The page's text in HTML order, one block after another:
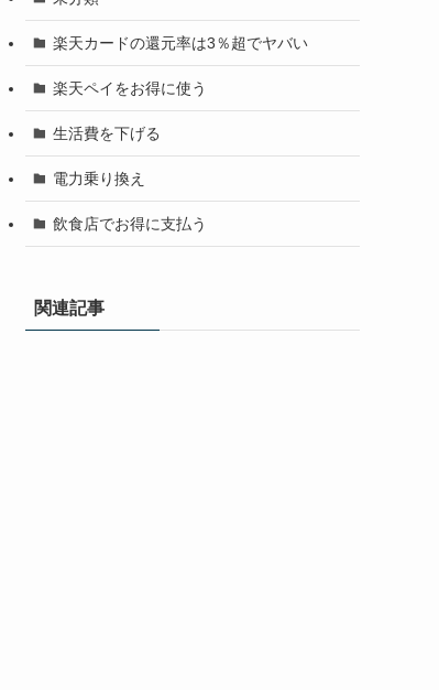
楽天カードの還元率は3％超でヤバい
楽天ペイをお得に使う
生活費を下げる
電力乗り換え
飲食店でお得に支払う
関連記事